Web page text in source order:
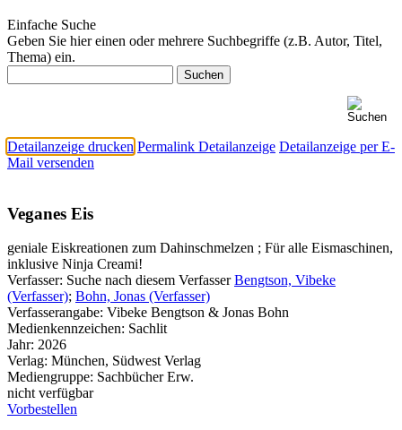
Einfache Suche
Geben Sie hier einen oder mehrere Suchbegriffe (z.B. Autor, Titel,
Thema) ein.
Detailanzeige drucken Permalink Detailanzeige Detailanzeige per E-
Mail versenden
Veganes Eis
geniale Eiskreationen zum Dahinschmelzen ; Für alle Eismaschinen,
inklusive Ninja Creami!
Verfasser: Suche nach diesem Verfasser Bengtson, Vibeke
(Verfasser); Bohn, Jonas (Verfasser)
Verfasserangabe: Vibeke Bengtson & Jonas Bohn
Medienkennzeichen: Sachlit
Jahr: 2026
Verlag: München, Südwest Verlag
Mediengruppe: Sachbücher Erw.
nicht verfügbar
Vorbestellen